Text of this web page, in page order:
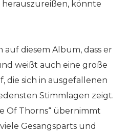
könnte
auf diesem Album, dass er
weißt auch eine große
die sich in ausgefallenen
Stimmlagen zeigt.
Of Thorns“ übernimmt
Gesangsparts und